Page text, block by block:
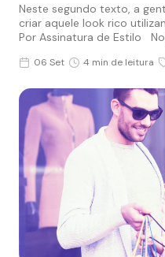
Neste segundo texto, a
criar aquele look rico
Por Assinatura de Estilo
06 Set 4 min de leitura